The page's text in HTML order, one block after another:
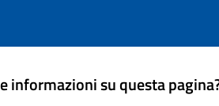
informazioni su questa